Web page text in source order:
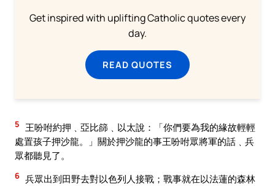
Get inspired with uplifting Catholic quotes every
day.
READ QUOTES
5 王吩咐約押﹑亞比篩﹑以太說：「你們要為我的緣故輕輕
處置孩子押沙龍。」關於押沙龍的事王吩咐眾將軍的話﹑兵
眾都聽見了。
6 兵眾出到田野去對以色列人接戰；戰事就在以法蓮的森林